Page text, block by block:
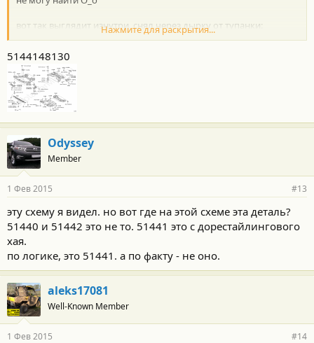
вот так выглядит изнутри, снял через дырку от тупанки:
Посмотреть вложение 28952
только там изнутри похоже еще одна деталь, закрывающая
отсек. видно обломки от нее.
Нажмите для раскрытия...
5144148130
Odyssey
Member
1 Фев 2015 #13
эту схему я видел. но вот где на этой схеме эта деталь?
51440 и 51442 это не то. 51441 это с дорестайлингового
хая.
по логике, это 51441. а по факту - не оно.
aleks17081
Well-Known Member
1 Фев 2015 #14